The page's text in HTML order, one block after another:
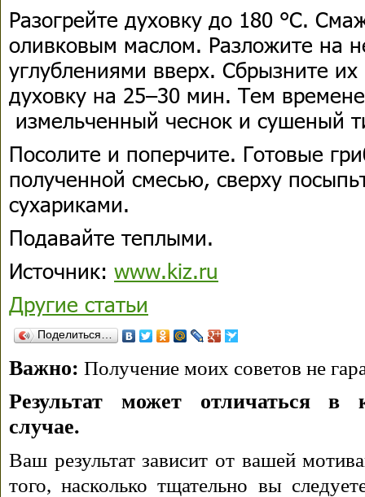
Разогрейте духовку до 180 °С.
оливковым маслом. Разложите на
углублениями вверх. Сбрызните
духовку на 25–30 мин. Тем
измельченный чеснок и сушеный
Посолите и поперчите. Готовые
полученной смесью, сверху
сухариками.
Подавайте теплыми.
Источник: www.kiz.ru
Другие статьи
Поделиться…
Важно: Получение моих советов не
Результат может отличаться в
случае.
Ваш результат зависит от вашей
того, насколько тщательно вы